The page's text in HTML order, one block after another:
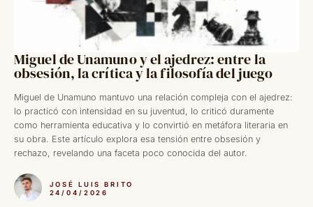
Miguel de Unamuno y el ajedrez: entre la
obsesión, la crítica y la filosofía del juego
Miguel de Unamuno mantuvo una relación compleja con el ajedrez:
lo practicó con intensidad en su juventud, lo criticó duramente
como herramienta educativa y lo convirtió en metáfora literaria en
su obra. Este artículo explora esa tensión entre obsesión y
rechazo, revelando una faceta poco conocida del autor.
JOSÉ LUIS BRITO
24/04/2026